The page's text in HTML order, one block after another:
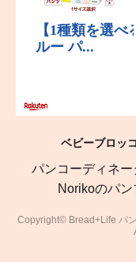
ベビーブロッ
パンコーディネ
Norikoのパン
Copyright© Bread+Life パ